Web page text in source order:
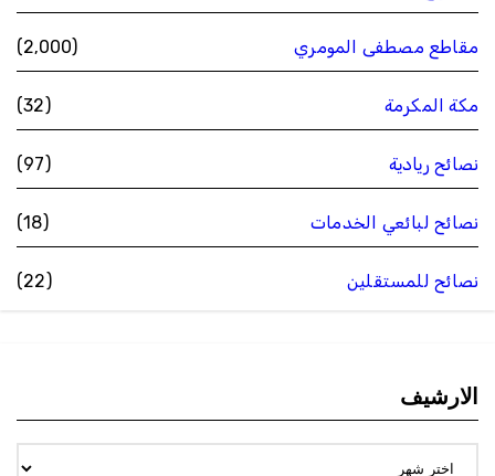
مقاطع مصطفى المومري (2٬000)
مكة المكرمة (32)
نصائح ريادية (97)
نصائح لبائعي الخدمات (18)
نصائح للمستقلين (22)
الارشيف